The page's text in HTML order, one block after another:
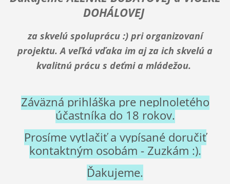
DOHÁLOVEJ
za skvelú spoluprácu :) pri organizovaní
projektu. A veľká vďaka im aj za ich skvelú a
kvalitnú prácu s deťmi a mládežou.
Záväzná prihláška pre neplnoletého
účastníka do 18 rokov.
Prosíme vytlačiť a vypísané doručiť
kontaktným osobám - Zuzkám :).
Ďakujeme.